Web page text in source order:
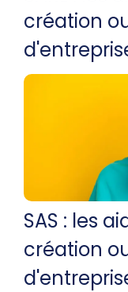
création
SAS : les
création